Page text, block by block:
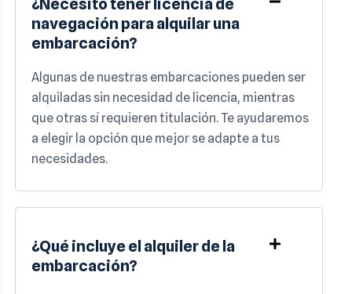
¿Necesito tener licencia de
navegación para alquilar una
embarcación?
Algunas de nuestras embarcaciones pueden ser
alquiladas sin necesidad de licencia, mientras
que otras sí requieren titulación. Te ayudaremos
a elegir la opción que mejor se adapte a tus
necesidades.
¿Qué incluye el alquiler de la
embarcación?